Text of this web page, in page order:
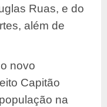
Ruas, e do
além de
novo
Capitão
na